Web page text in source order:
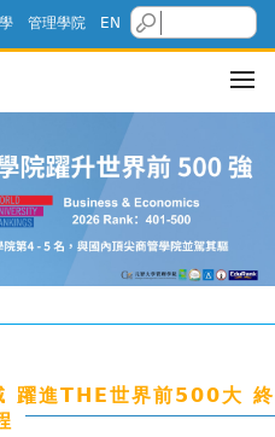
管理學院 EN
躍進THE世界前500大 終